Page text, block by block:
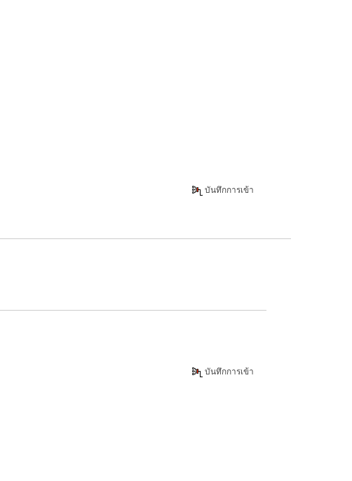
บันทึกการเข้า
บันทึกการเข้า